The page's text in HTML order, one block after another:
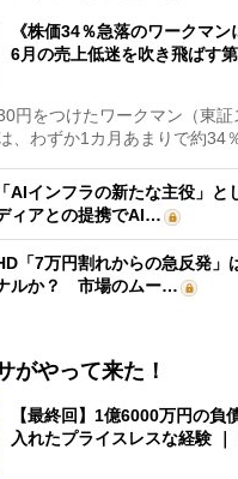
《株価34％急落のワークマン
6月の売上低迷を吹き飛ばす
円をつけたワークマン（東証
、わずか1カ月あまりで約34
AIインフラの新たな主役」と
ィアとの提携でAI…
「7万円割れからの急反発」
ルか？ 市場のムー…
がやって来た！
【最終回】1億6000万円の負
入れたプライスレスな経験